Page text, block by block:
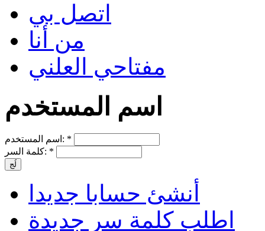
اتصل بي
من أنا
مفتاحي العلني
اسم المستخدم
اسم المستخدم: *
كلمة السر: *
أنشئ حسابا جديدا
اطلب كلمة سر جديدة